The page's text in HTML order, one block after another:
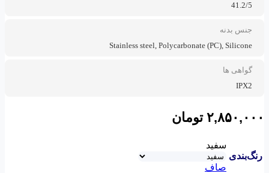
41.2/5
جنس بدنه
Stainless steel, Polycarbonate (PC), Silicone
گواهی ها
IPX2
۲,۸۵۰,۰۰۰ تومان
رنگ‌بندی
سفید
صاف